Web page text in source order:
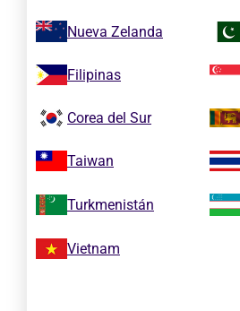
Nueva Zelanda
Filipinas
Corea del Sur
Taiwan
Turkmenistán
Vietnam